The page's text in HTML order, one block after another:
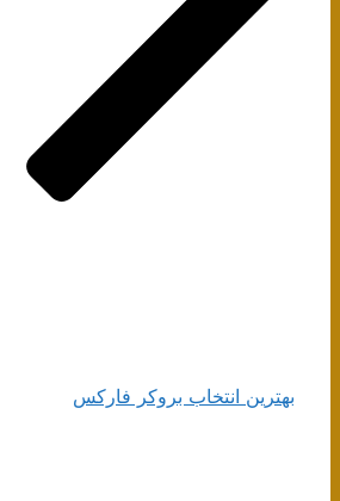
بهترین انتخاب بروکر فارکس